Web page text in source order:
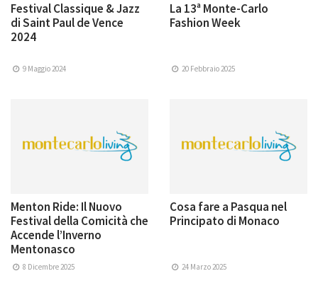
Festival Classique & Jazz
di Saint Paul de Vence
2024
9 Maggio 2024
La 13ª Monte-Carlo
Fashion Week
20 Febbraio 2025
Menton Ride: Il Nuovo
Festival della Comicità che
Accende l’Inverno
Mentonasco
8 Dicembre 2025
Cosa fare a Pasqua nel
Principato di Monaco
24 Marzo 2025